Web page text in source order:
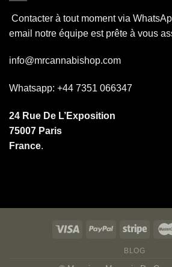
Contacter à tout moment via
email notre équipe est prête à vous
info@mrcannabishop.com
Whatsapp: +44 7351 066347
24 Rue De L’Exposition
75007 Paris
France.
BLOG